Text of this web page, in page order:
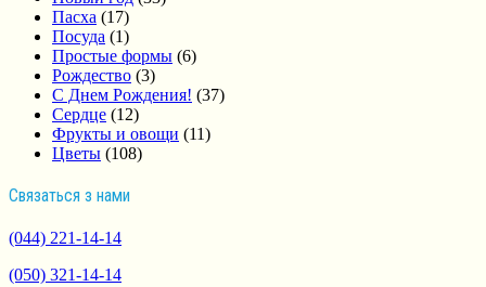
Пасха (17)
Посуда (1)
Простые формы (6)
Рождество (3)
С Днем Рождения! (37)
Сердце (12)
Фрукты и овощи (11)
Цветы (108)
Связаться з нами
(044) 221-14-14
(050) 321-14-14